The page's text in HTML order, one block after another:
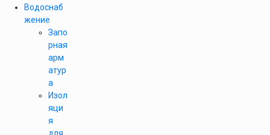
Водоснаб
жение
Запо
рная
арм
атур
а
Изол
яци
я